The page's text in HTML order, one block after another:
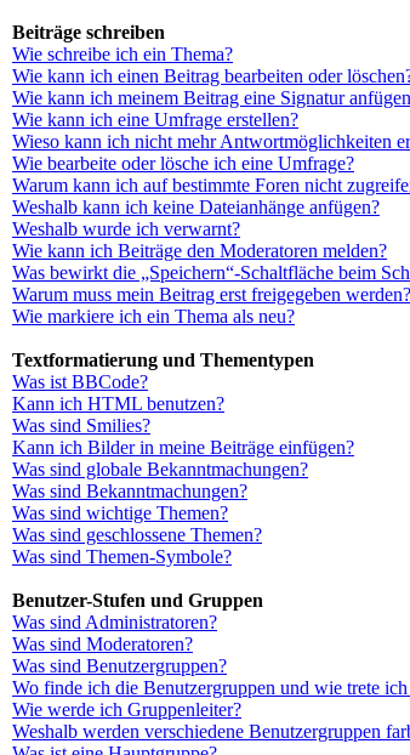
Beiträge schreiben
Wie schreibe ich ein Thema?
Wie kann ich einen Beitrag bearbeiten oder
Wie kann ich meinem Beitrag eine Signatur
Wie kann ich eine Umfrage erstellen?
Wieso kann ich nicht mehr Antwortmöglichkeiten
Wie bearbeite oder lösche ich eine Umfrage?
Warum kann ich auf bestimmte Foren nicht
Weshalb kann ich keine Dateianhänge anfügen?
Weshalb wurde ich verwarnt?
Wie kann ich Beiträge den Moderatoren melden?
Was bewirkt die „Speichern“-Schaltfläche beim
Warum muss mein Beitrag erst freigegeben werden?
Wie markiere ich ein Thema als neu?
Textformatierung und Thementypen
Was ist BBCode?
Kann ich HTML benutzen?
Was sind Smilies?
Kann ich Bilder in meine Beiträge einfügen?
Was sind globale Bekanntmachungen?
Was sind Bekanntmachungen?
Was sind wichtige Themen?
Was sind geschlossene Themen?
Was sind Themen-Symbole?
Benutzer-Stufen und Gruppen
Was sind Administratoren?
Was sind Moderatoren?
Was sind Benutzergruppen?
Wo finde ich die Benutzergruppen und wie trete
Wie werde ich Gruppenleiter?
Weshalb werden verschiedene Benutzergruppen